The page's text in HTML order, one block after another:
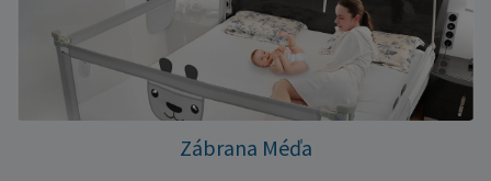
Zábrana Méďa